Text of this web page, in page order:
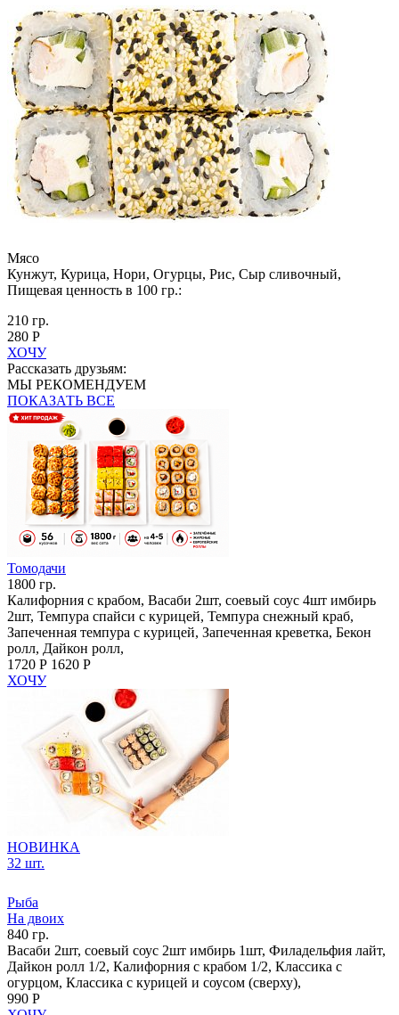
Мясо
Кунжут, Курица, Нори, Огурцы, Рис, Сыр сливочный,
Пищевая ценность в 100 гр.:
210 гр.
280 Р
ХОЧУ
Рассказать друзьям:
МЫ РЕКОМЕНДУЕМ
ПОКАЗАТЬ ВСЕ
Томодачи
1800 гр.
Калифорния с крабом, Васаби 2шт, соевый соус 4шт имбирь
2шт, Темпура спайси с курицей, Темпура снежный краб,
Запеченная темпура с курицей, Запеченная креветка, Бекон
ролл, Дайкон ролл,
1720 Р 1620 Р
ХОЧУ
НОВИНКА
32 шт.
Рыба
На двоих
840 гр.
Васаби 2шт, соевый соус 2шт имбирь 1шт, Филадельфия лайт,
Дайкон ролл 1/2, Калифорния с крабом 1/2, Классика с
огурцом, Классика с курицей и соусом (сверху),
990 Р